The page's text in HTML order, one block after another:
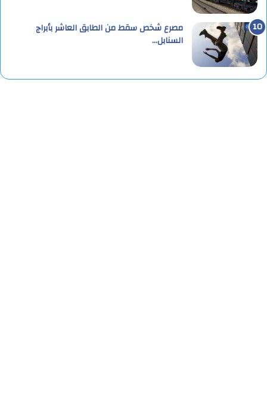
مصرع شخص سقط من الطابق العاشر بأبراج
السنابل…